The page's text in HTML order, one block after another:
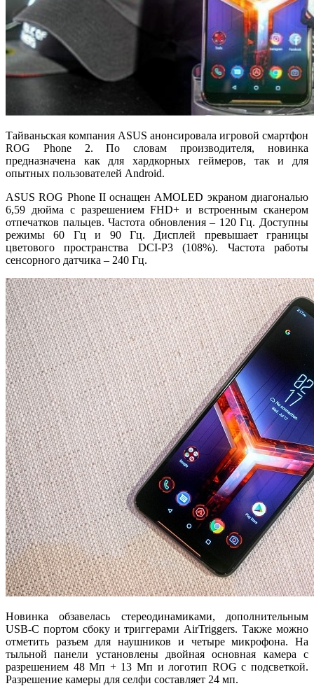
Тайваньская компания ASUS анонсировала игровой смартфон
ROG Phone 2. По словам производителя, новинка
предназначена как для хардкорных геймеров, так и для
опытных пользователей Android.
ASUS ROG Phone II оснащен AMOLED экраном диагональю
6,59 дюйма с разрешением FHD+ и встроенным сканером
отпечатков пальцев. Частота обновления – 120 Гц. Доступны
режимы 60 Гц и 90 Гц. Дисплей превышает границы
цветового пространства DCI-P3 (108%). Частота работы
сенсорного датчика – 240 Гц.
Новинка обзавелась стереодинамиками, дополнительным
USB-C портом сбоку и триггерами AirTriggers. Также можно
отметить разъем для наушников и четыре микрофона. На
тыльной панели установлены двойная основная камера с
разрешением 48 Мп + 13 Мп и логотип ROG с подсветкой.
Разрешение камеры для селфи составляет 24 мп.